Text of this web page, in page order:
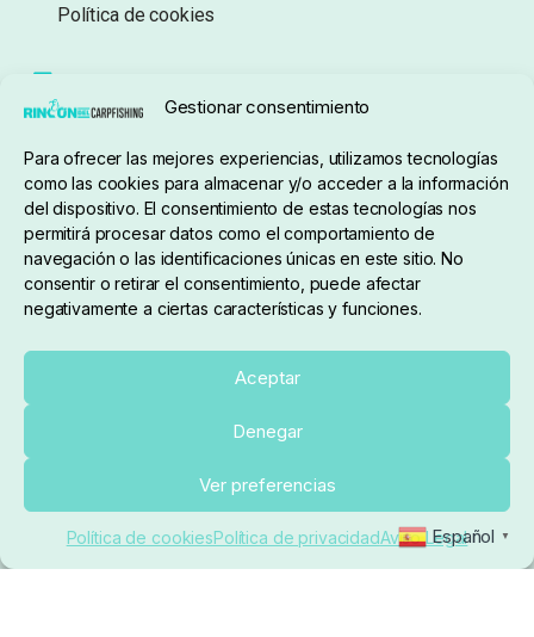
Gestionar consentimiento
Para ofrecer las mejores experiencias, utilizamos tecnologías
como las cookies para almacenar y/o acceder a la información
del dispositivo. El consentimiento de estas tecnologías nos
permitirá procesar datos como el comportamiento de
navegación o las identificaciones únicas en este sitio. No
consentir o retirar el consentimiento, puede afectar
negativamente a ciertas características y funciones.
Aceptar
Denegar
Ver preferencias
Política de cookiesPolítica de privacidadAviso Legal
Política de cookies
Sobre nosotros
910 824 923
Lunes a Viernes de 10:00 a 14:00 horas y 17:00 a
Español ▼